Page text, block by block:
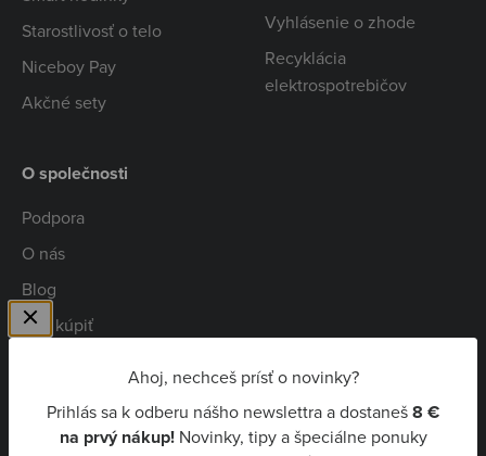
Ahoj, nechceš prísť o novinky?
Prihlás sa k odberu nášho newslettra a dostaneš8 €
na prvý nákup! Novinky, tipy a špeciálne ponuky
Starostlivosť o telo
Niceboy Pay
Akčné sety
Vyhlásenie o zhode
Recyklácia
elektrospotrebičov
O společnosti
Podpora
O nás
Blog
Kde kúpiť
Niceboy Pay